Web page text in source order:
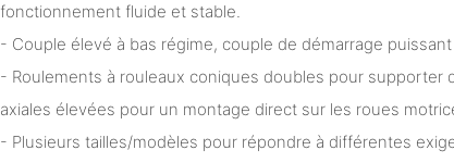
fonctionnement fluide et stable.
- Couple élevé à bas régime, couple de démarrage
- Roulements à rouleaux coniques doubles pour supporter
axiales élevées pour un montage direct sur les roues
- Plusieurs tailles/modèles pour répondre à différentes